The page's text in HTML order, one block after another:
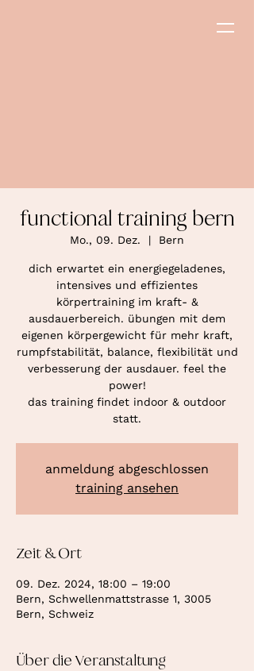
functional training bern
Mo., 09. Dez.
  |
Bern
dich erwartet ein energiegeladenes,
intensives und effizientes
körpertraining im kraft- &
ausdauerbereich. übungen mit dem
eigenen körpergewicht für mehr kraft,
rumpfstabilität, balance, flexibilität und
verbesserung der ausdauer. feel the
power!
das training findet indoor & outdoor
statt.
anmeldung abgeschlossen
training ansehen
Zeit & Ort
09. Dez. 2024, 18:00 – 19:00
Bern, Schwellenmattstrasse 1, 3005
Bern, Schweiz
Über die Veranstaltung